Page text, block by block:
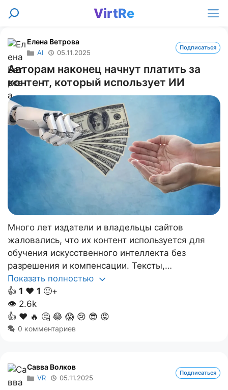
Перейти
VirtRe
Поиск
Елена Ветрова
AI 05.11.2025
Подписаться
Авторам наконец начнут платить за
контент, который использует ИИ
Много лет издатели и владельцы сайтов
жаловались, что их контент используется для
обучения искусственного интеллекта без
разрешения и компенсации. Тексты,…
Показать полностью
👍 1 ❤️ 1 🙂+
👁 2.6k
👍 ❤️ 🔥 🤔 😂 😱 😢 😎 😡
0 комментариев
Савва Волков
VR 05.11.2025
Подписаться